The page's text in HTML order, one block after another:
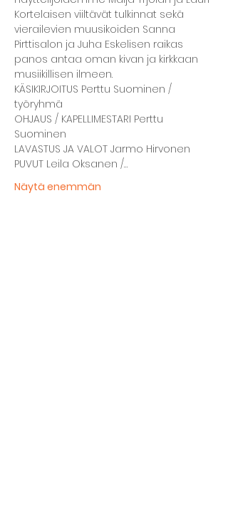
Kortelaisen viiltävät tulkinnat sekä
vierailevien muusikoiden Sanna
Pirttisalon ja Juha Eskelisen raikas
panos antaa oman kivan ja kirkkaan
musiikillisen ilmeen.
KÄSIKIRJOITUS Perttu Suominen /
työryhmä
OHJAUS / KAPELLIMESTARI Perttu
Suominen
LAVASTUS JA VALOT Jarmo Hirvonen
PUVUT Leila Oksanen /…
Näytä enemmän